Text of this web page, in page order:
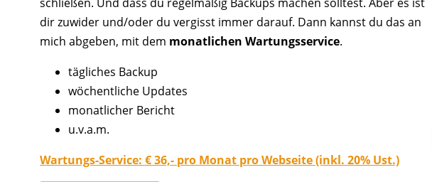
dir zuwider und/oder du vergisst immer darauf. Dann kannst du das an
mich abgeben, mit dem monatlichen Wartungsservice.
tägliches Backup
wöchentliche Updates
monatlicher Bericht
u.v.a.m.
Wartungs-Service: € 36,- pro Monat pro Webseite (inkl. 20% Ust.)